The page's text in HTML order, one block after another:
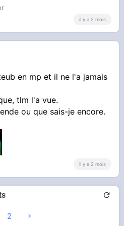
il y a 2 mois
en mp et il ne l'a jamais
tlm l'a vue.
ou que sais-je encore.
il y a 2 mois
2